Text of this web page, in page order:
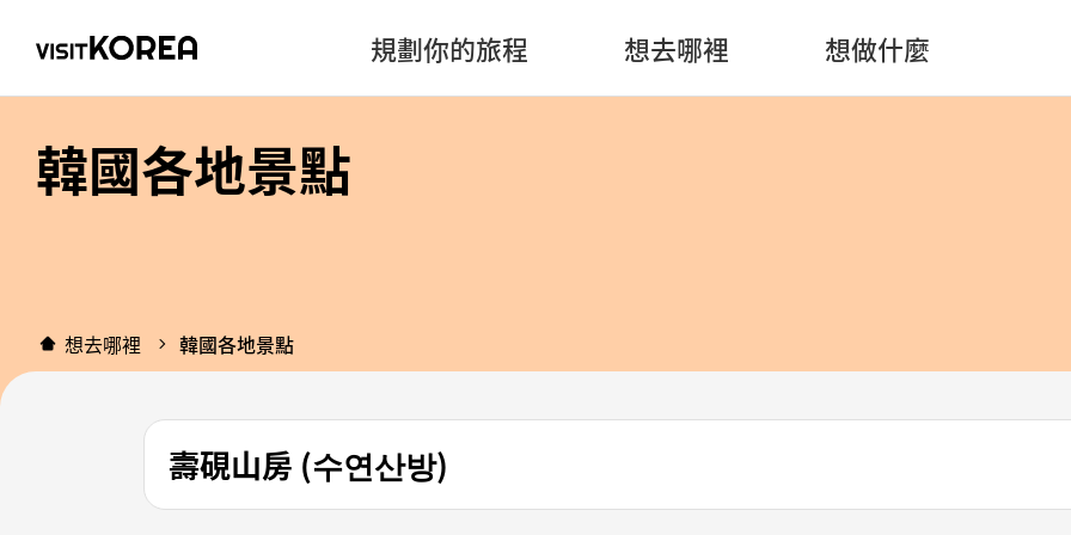
規劃你的旅程 想去哪裡 想做什麼
韓國各地景點
想去哪裡 韓國各地景點
壽硯山房 (수연산방)